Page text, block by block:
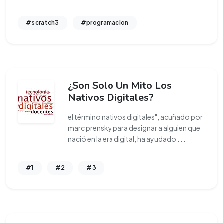
#scratch3 #programacion
¿Son Solo Un Mito Los
Nativos Digitales?
el término nativos digitales", acuñado por
marc prensky para designar a alguien que
nació en la era digital, ha ayudado ...
#1 #2 #3